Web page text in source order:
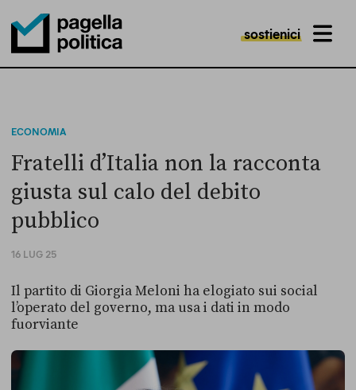
Pagella Politica Logo
sostienici MENU
ECONOMIA
Fratelli d’Italia non la racconta
giusta sul calo del debito
pubblico
16 LUG 25
Il partito di Giorgia Meloni ha elogiato sui social
l’operato del governo, ma usa i dati in modo
fuorviante